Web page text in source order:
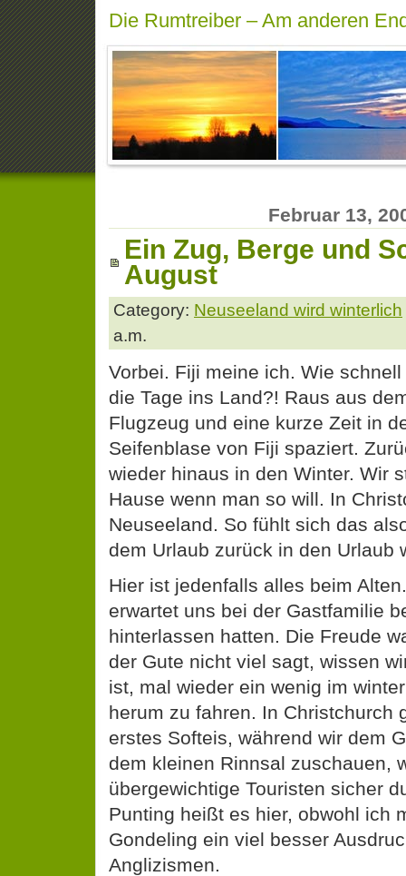
Die Rumtreiber – Am anderen
Februar 13,
Ein Zug, Berge und
August
Category: Neuseeland wird winterlich
a.m.
Vorbei. Fiji meine ich. Wie
die Tage ins Land?! Raus aus
Flugzeug und eine kurze Zeit in
Seifenblase von Fiji spaziert.
wieder hinaus in den Winter. Wir
Hause wenn man so will. In
Neuseeland. So fühlt sich das
dem Urlaub zurück in den Urlaub
Hier ist jedenfalls alles beim
erwartet uns bei der Gastfamilie
hinterlassen hatten. Die Freude
der Gute nicht viel sagt, wissen
ist, mal wieder ein wenig im
herum zu fahren. In Christchurch
erstes Softeis, während wir dem
dem kleinen Rinnsal zuschauen,
übergewichtige Touristen sicher
Punting heißt es hier, obwohl ich
Gondeling ein viel besser
Anglizismen.